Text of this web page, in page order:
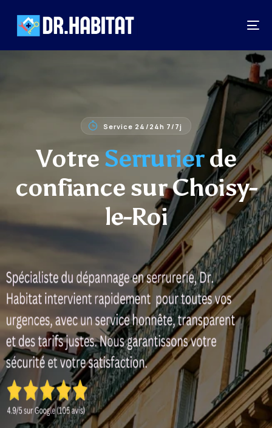
Service 24/24h 7/7j
Votre Serrurier de
confiance sur Choisy-
le-Roi